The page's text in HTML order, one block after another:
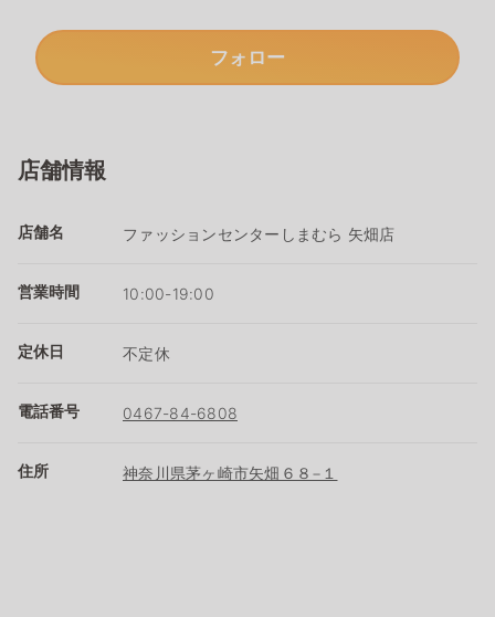
フォロー
店舗情報
店舗名 ファッションセンターしまむら 矢畑店
営業時間 10:00-19:00
定休日 不定休
電話番号 0467-84-6808
住所 神奈川県茅ヶ崎市矢畑６８−１